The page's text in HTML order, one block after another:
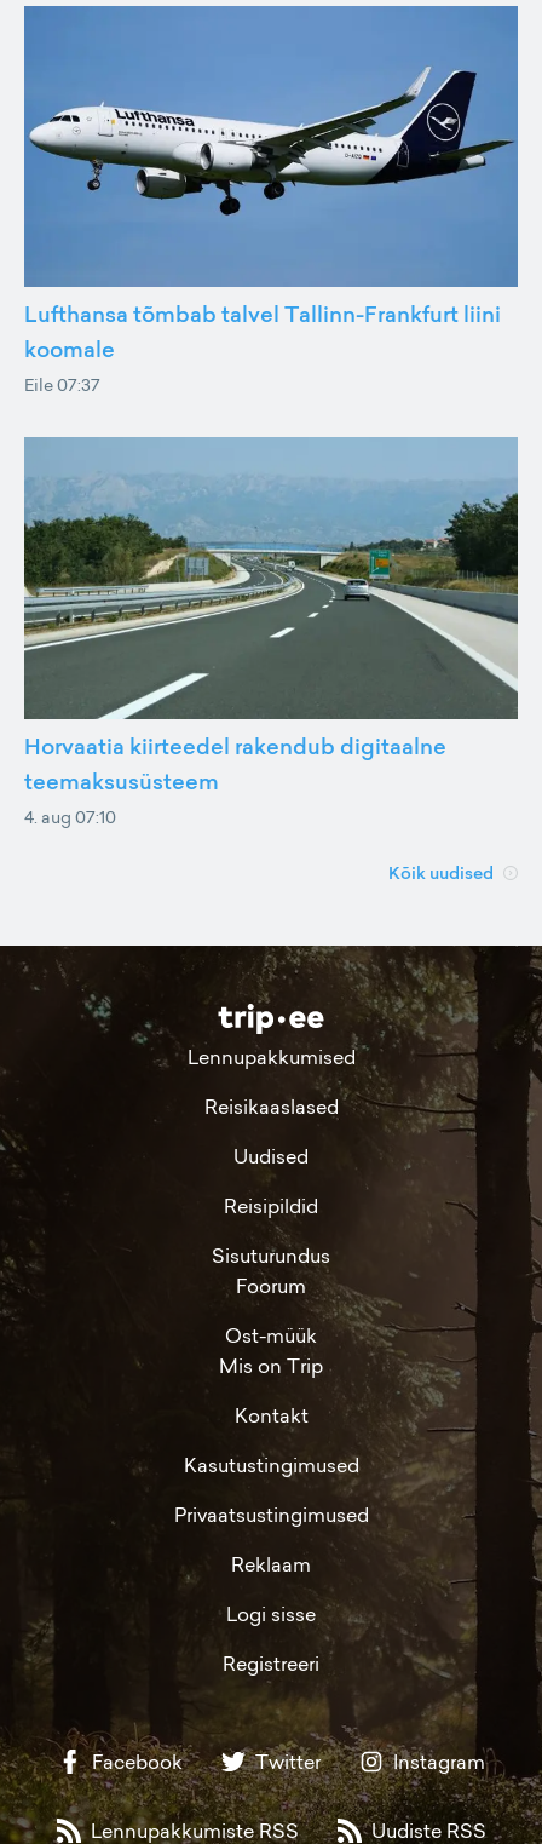
Lufthansa tõmbab talvel Tallinn-Frankfurt liini
koomale
Eile 07:37
Horvaatia kiirteedel rakendub digitaalne
teemaksusüsteem
4. aug 07:10
Kõik uudised
Lennupakkumised
Reisikaaslased
Uudised
Reisipildid
Sisuturundus
Foorum
Ost-müük
Mis on Trip
Kontakt
Kasutustingimused
Privaatsustingimused
Reklaam
Logi sisse
Registreeri
Facebook Twitter Instagram
Lennupakkumiste RSS Uudiste RSS